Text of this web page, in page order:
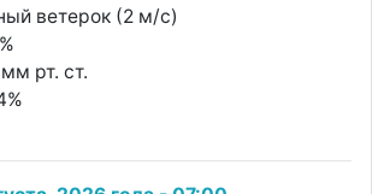
ветерок (2 м/с)
рт. ст.